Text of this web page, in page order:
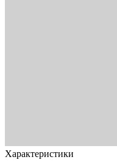
Характеристики